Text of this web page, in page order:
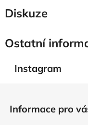
Diskuze
Ostatní
Instagram
Informace pro